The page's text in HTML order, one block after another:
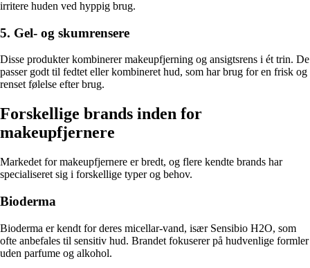
irritere huden ved hyppig brug.
5. Gel- og skumrensere
Disse produkter kombinerer makeupfjerning og ansigtsrens i ét trin. De
passer godt til fedtet eller kombineret hud, som har brug for en frisk og
renset følelse efter brug.
Forskellige brands inden for
makeupfjernere
Markedet for makeupfjernere er bredt, og flere kendte brands har
specialiseret sig i forskellige typer og behov.
Bioderma
Bioderma er kendt for deres micellar-vand, især Sensibio H2O, som
ofte anbefales til sensitiv hud. Brandet fokuserer på hudvenlige formler
uden parfume og alkohol.